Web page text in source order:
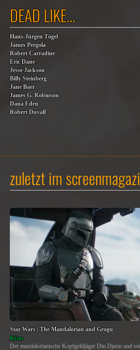
DEAD LIKE…
Hans-Jürgen Tögel
James Pergola
Robert Carradine
Eric Dane
Jesse Jackson
Billy Steinberg
Jane Baer
James G. Robinson
Dana Eden
Robert Duvall
zuletzt im
Star Wars | The Mandalorian and Grogu
Kino
Der mandalorianische Kopfgeldjäger Din Djarin und